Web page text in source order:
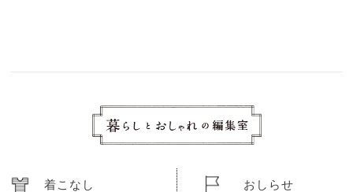
着こなし おしらせ